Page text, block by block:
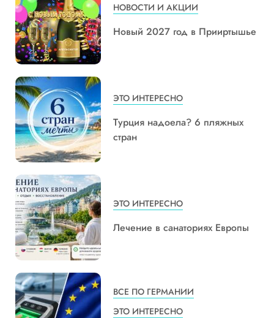
НОВОСТИ И АКЦИИ
Новый 2027 год в Прииртышье
ЭТО ИНТЕРЕСНО
Турция надоела? 6 пляжных
стран
ЭТО ИНТЕРЕСНО
Лечение в санаториях Европы
ВСЕ ПО ГЕРМАНИИ
ЭТО ИНТЕРЕСНО